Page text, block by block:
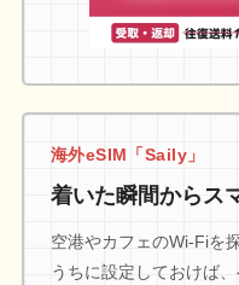
海外eSIM「Saily」
着いた瞬間からス
空港やカフェのWi-Fiを
うちに設定しておけば